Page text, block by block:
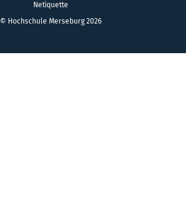
Netiquette
© Hochschule Merseburg 2026